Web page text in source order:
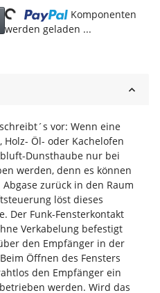
Komponenten
werden geladen ...
vor: Wenn eine
Öl- oder Kachelofen
Dunsthaube nur bei
werden, denn es können
zurück in den Raum
löst dieses
Der Funk-Fensterkontakt
Verkabelung befestigt
den Empfänger in der
Öffnen des Fensters
den Empfänger ein
werden. Wird das